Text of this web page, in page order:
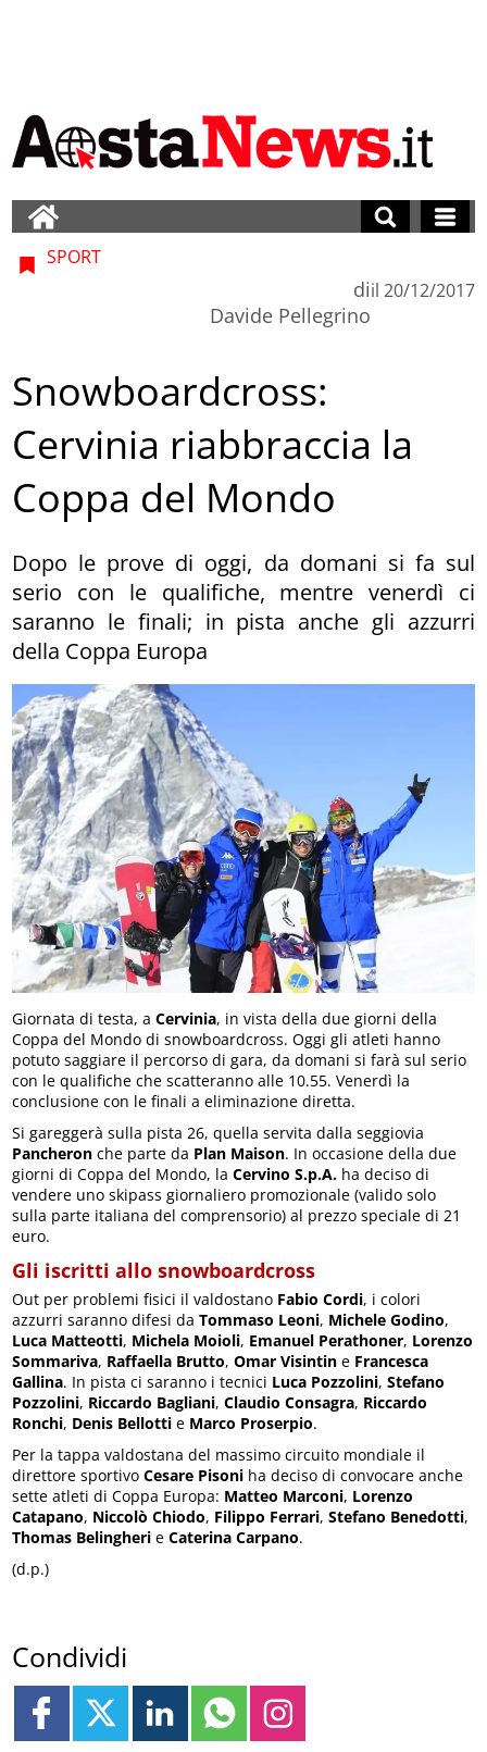
SPORT
di
Davide Pellegrino
il 20/12/2017
Snowboardcross:
Cervinia riabbraccia la
Coppa del Mondo
Dopo le prove di oggi, da domani si fa sul
serio con le qualifiche, mentre venerdì ci
saranno le finali; in pista anche gli azzurri
della Coppa Europa
Giornata di testa, aCervinia, in vista della due giorni della
Coppa del Mondo di snowboardcross. Oggi gli atleti hanno
potuto saggiare il percorso di gara, da domani si farà sul serio
con le qualifiche che scatteranno alle 10.55. Venerdì la
conclusione con le finali a eliminazione diretta.
Si gareggerà sulla pista 26, quella servita dalla seggiovia
Pancheron che parte da Plan Maison. In occasione della due
giorni di Coppa del Mondo, laCervino S.p.A. ha deciso di
vendere uno skipass giornaliero promozionale (valido solo
sulla parte italiana del comprensorio) al prezzo speciale di 21
euro.
Gli iscritti allo snowboardcross
Out per problemi fisici il valdostano Fabio Cordi, i colori
azzurri saranno difesi daTommaso Leoni, Michele Godino,
Luca Matteotti, Michela Moioli, Emanuel Perathoner, Lorenzo
Sommariva, Raffaella Brutto,Omar Visintine Francesca
Gallina. In pista ci saranno i tecnici Luca Pozzolini,Stefano
Pozzolini, Riccardo Bagliani,Claudio Consagra, Riccardo
Ronchi, Denis Bellotti e Marco Proserpio.
Per la tappa valdostana del massimo circuito mondiale il
direttore sportivoCesare Pisoni ha deciso di convocare anche
sette atleti di Coppa Europa: Matteo Marconi, Lorenzo
Catapano, Niccolò Chiodo, Filippo Ferrari,Stefano Benedotti,
Thomas Belingheri eCaterina Carpano.
(d.p.)
Condividi